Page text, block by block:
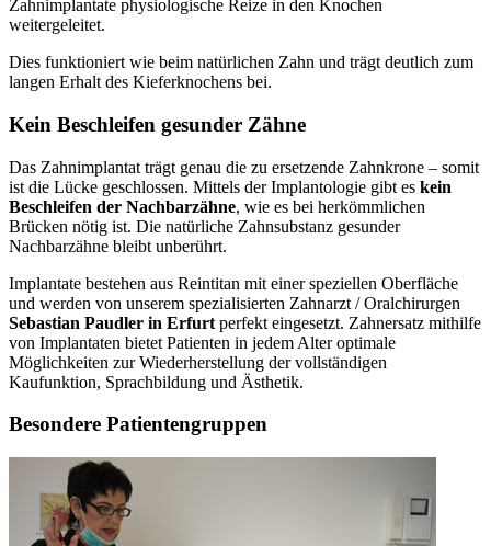
Zahnimplantate physiologische Reize in den Knochen
weitergeleitet.
Dies funktioniert wie beim natürlichen Zahn und trägt deutlich zum
langen Erhalt des Kieferknochens bei.
Kein Beschleifen gesunder Zähne
Das Zahnimplantat trägt genau die zu ersetzende Zahnkrone – somit
ist die Lücke geschlossen. Mittels der Implantologie gibt es kein
Beschleifen der Nachbarzähne, wie es bei herkömmlichen
Brücken nötig ist. Die natürliche Zahnsubstanz gesunder
Nachbarzähne bleibt unberührt.
Implantate bestehen aus Reintitan mit einer speziellen Oberfläche
und werden von unserem spezialisierten Zahnarzt / Oralchirurgen
Sebastian Paudler in Erfurt perfekt eingesetzt. Zahnersatz mithilfe
von Implantaten bietet Patienten in jedem Alter optimale
Möglichkeiten zur Wiederherstellung der vollständigen
Kaufunktion, Sprachbildung und Ästhetik.
Besondere Patientengruppen